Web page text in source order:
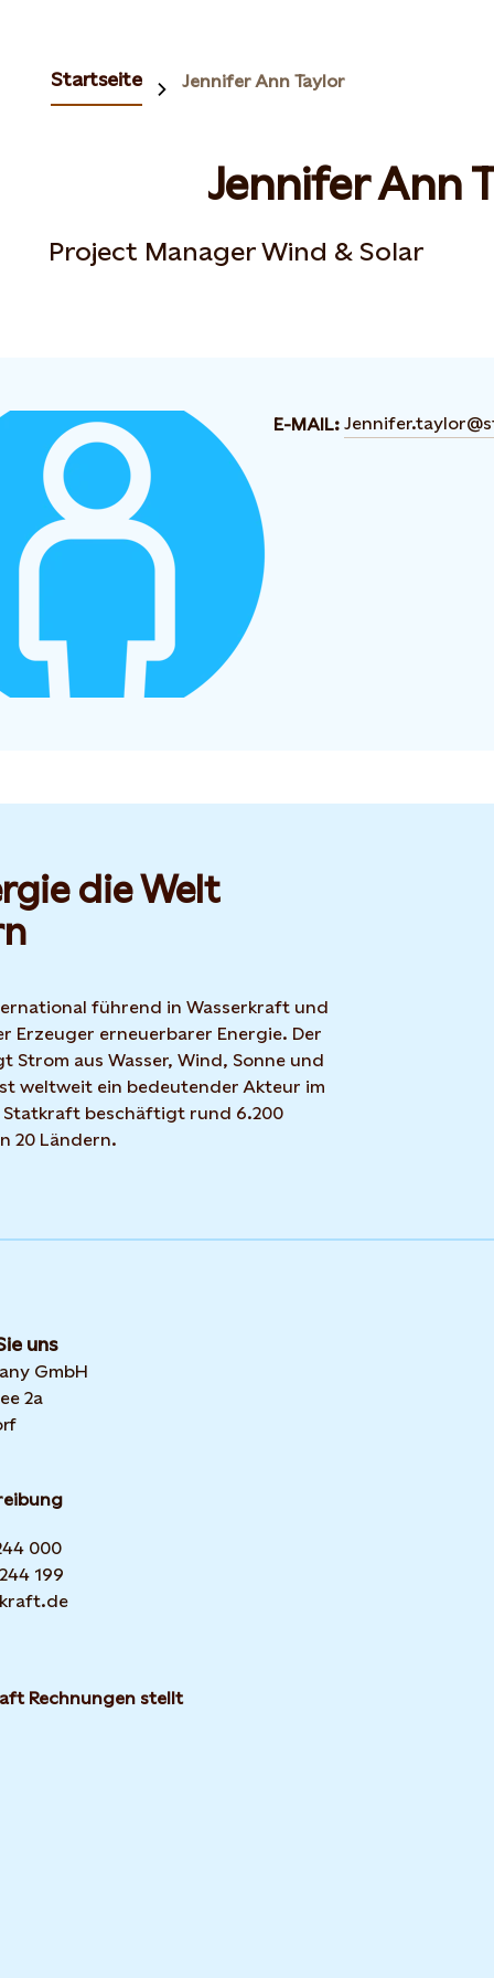
Startseite Jennifer Ann Taylor
Jennifer Ann
Project Manager Wind & Solar
E-MAIL:
die Welt
führend in Wasserkraft und
Erzeuger erneuerbarer Energie. Der
Strom aus Wasser, Wind, Sonne und
weltweit ein bedeutender Akteur im
Statkraft beschäftigt rund 6.200
20 Ländern.
uns
GmbH
2a
000
199
Rechnungen stellt